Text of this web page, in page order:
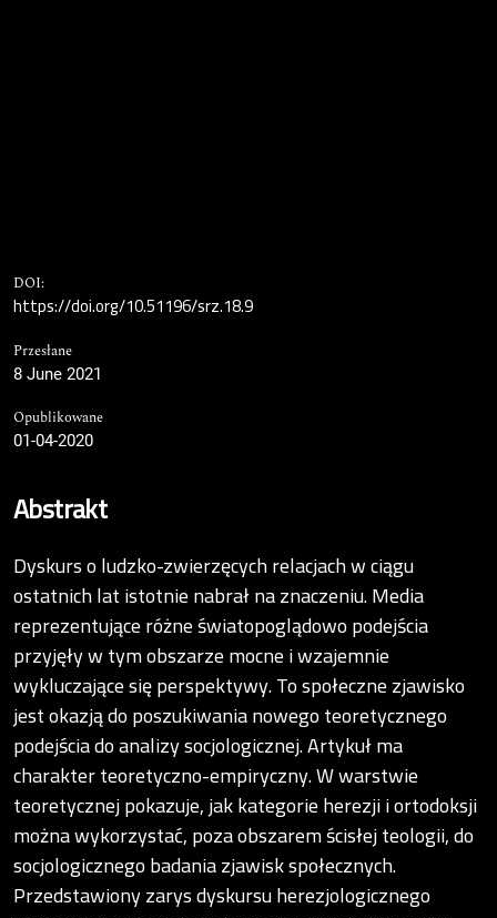
DOI:
https://doi.org/10.51196/srz.18.9
Przesłane
8 June 2021
Opublikowane
01-04-2020
Abstrakt
Dyskurs o ludzko-zwierzęcych relacjach w ciągu
ostatnich lat istotnie nabrał na znaczeniu. Media
reprezentujące różne światopoglądowo podejścia
przyjęły w tym obszarze mocne i wzajemnie
wykluczające się perspektywy. To społeczne zjawisko
jest okazją do poszukiwania nowego teoretycznego
podejścia do analizy socjologicznej. Artykuł ma
charakter teoretyczno-empiryczny. W warstwie
teoretycznej pokazuje, jak kategorie herezji i ortodoksji
można wykorzystać, poza obszarem ścisłej teologii, do
socjologicznego badania zjawisk społecznych.
Przedstawiony zarys dyskursu herezjologicznego